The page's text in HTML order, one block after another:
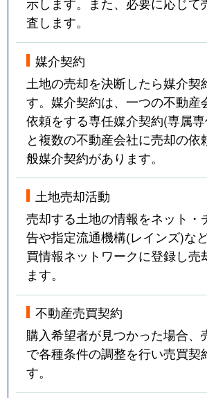
査します。
媒介契約
土地の売却を決断したら媒介契
す。媒介契約は、一つの不動産
依頼をする専任媒介契約(専属
と複数の不動産会社に売却の依
般媒介契約があります。
土地売却活動
売却する土地の情報をネット・
告や指定流通機構(レインズ)な
買情報ネットワークに登録し売
ます。
不動産売買契約
購入希望者が見つかった場合、
で各種条件の調整を行い売買契
す。